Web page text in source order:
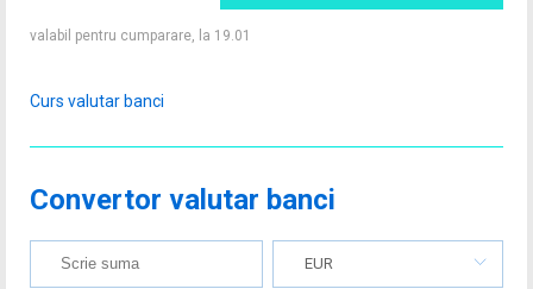
valabil pentru cumparare, la 19.01
Curs valutar banci
Convertor valutar banci
EUR